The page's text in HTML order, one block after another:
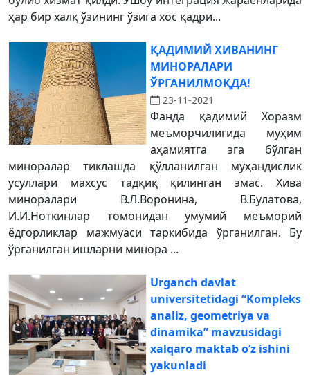
ҳар бир халқ ўзининг ўзига хос қадри...
ҚАДИМИЙ ХИВАНИНГ
МИНОРАЛАРИ
ЎРГАНИЛМОҚДА!
23-11-2021
Фанда қадимий Хоразм
меъморчилигида муҳим
аҳамиятга эга бўлган
миноралар тиклашда қўлланилган муҳандислик
усуллари махсус тадқиқ қилинган эмас. Хива
миноралари В.Л.Воронина, В.Булатова,
И.И.Ноткинлар томонидан умумий меъморий
ёдгорликлар мажмуаси таркибида ўрганилган. Бу
ўрганилган ишларни минора ...
Urganch davlat
universitetidagi “Kompleks
analiz, geometriya va
dinamika” mavzusidagi
xalqaro maktab oʻz ishini
yakunladi